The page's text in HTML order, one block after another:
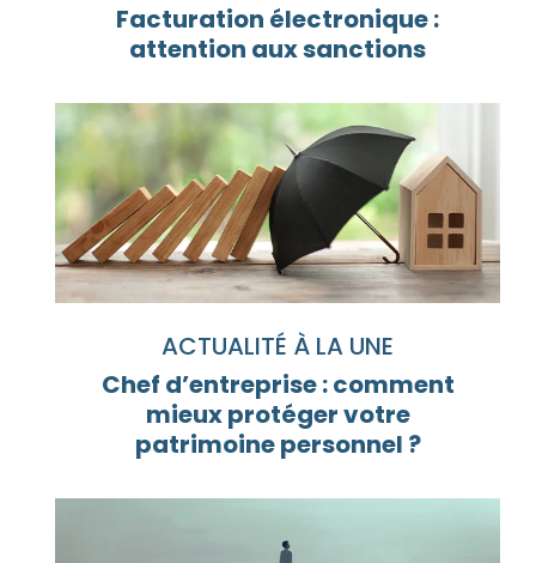
Facturation électronique :
attention aux sanctions
ACTUALITÉ À LA UNE
Chef d’entreprise : comment
mieux protéger votre
patrimoine personnel ?